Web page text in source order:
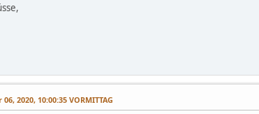
2020, 10:00:35 VORMITTAG